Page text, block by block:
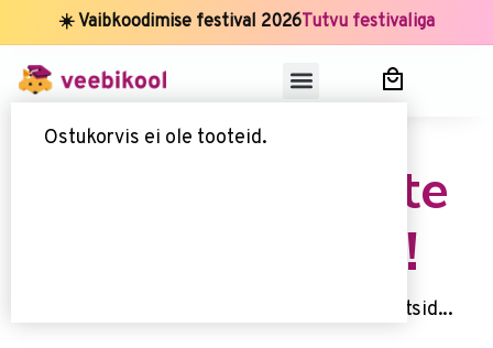
☀️ Vaibkoodimise festival 2026Tutvu festivaliga
Ostukorvis ei ole tooteid.
Uups, seda lehte
kahjuks ei ole!
Kahjuks me ei leidnud 't seda lehte, mida otsid...